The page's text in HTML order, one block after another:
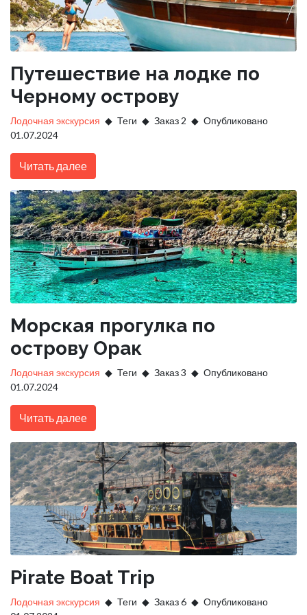
Путешествие на лодке по
Черному острову
Лодочная экскурсия Теги Заказ 2
Опубликовано
01.07.2024
Читать далее
Морская прогулка по
острову Орак
Лодочная экскурсия Теги Заказ 3
Опубликовано
01.07.2024
Читать далее
Pirate Boat Trip
Лодочная экскурсия Теги Заказ 6
Опубликовано